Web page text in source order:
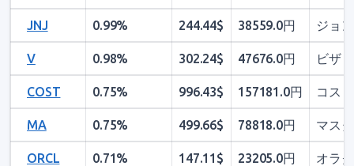
JNJ 0.99% 244.44$ 38559.0円 ジョ
V 0.98% 302.24$ 47676.0円 ビザ A
COST 0.75% 996.43$ 157181.0円 コス
MA 0.75% 499.66$ 78818.0円 マス
ORCL 0.71% 147.11$ 23205.0円 オラ